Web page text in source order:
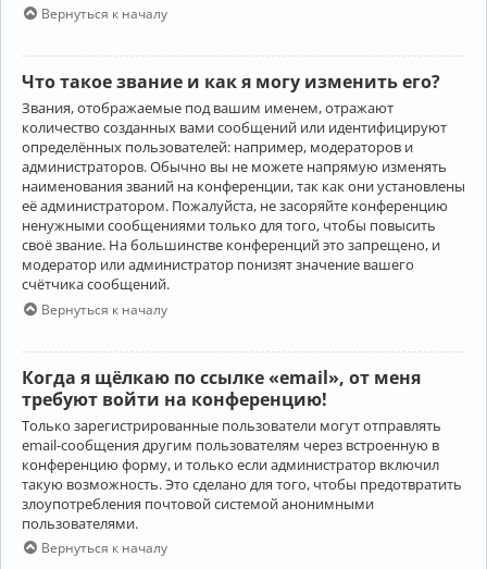
Вернуться к началу
Что такое звание и как я могу изменить его?
Звания, отображаемые под вашим именем, отражают
количество созданных вами сообщений или идентифицируют
определённых пользователей: например, модераторов и
администраторов. Обычно вы не можете напрямую изменять
наименования званий на конференции, так как они установлены
её администратором. Пожалуйста, не засоряйте конференцию
ненужными сообщениями только для того, чтобы повысить
своё звание. На большинстве конференций это запрещено, и
модератор или администратор понизят значение вашего
счётчика сообщений.
Вернуться к началу
Когда я щёлкаю по ссылке «email», от меня
требуют войти на конференцию!
Только зарегистрированные пользователи могут отправлять
email-сообщения другим пользователям через встроенную в
конференцию форму, и только если администратор включил
такую возможность. Это сделано для того, чтобы предотвратить
злоупотребления почтовой системой анонимными
пользователями.
Вернуться к началу